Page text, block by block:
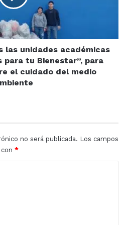
cada una y un total de 51
las unidades académicas
para tu Bienestar”, para
el cuidado del medio
no será publicada. Los campos
*